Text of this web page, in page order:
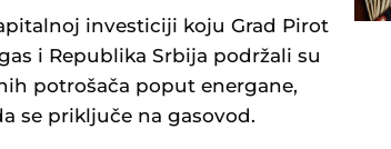
investiciji koju Grad Pirot
i Republika Srbija podržali su
potrošača poput energane,
se priključe na gasovod.